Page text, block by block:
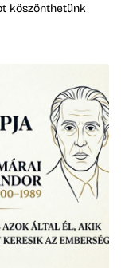
köszönthetünk